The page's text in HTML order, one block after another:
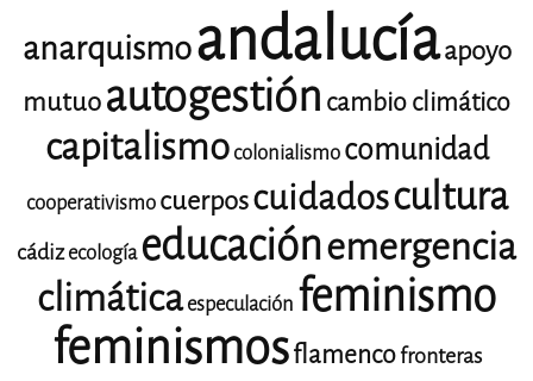
anarquismoandalucíaapoyo
mutuoautogestión cambio climático
capitalismocolonialismocomunidad
cooperativismocuerposcuidadoscultura
cádizecología educaciónemergencia
climáticaespeculación feminismo
feminismosflamencofronteras